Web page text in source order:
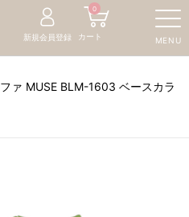
MENU
新規会員登録 カート
0
ァ MUSE BLM-1603 ベースカラ